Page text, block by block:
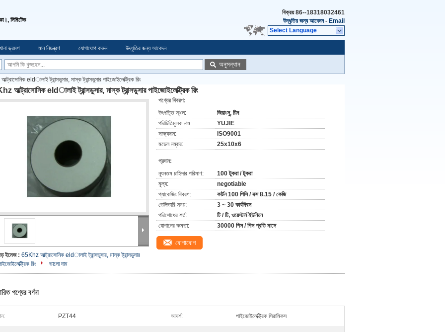
লিমিটেড
বিক্রয়86--18318032461
উদ্ধৃতির জন্য আবেদন - Email
Select Language
ভ্রমণ মান নিয়ন্ত্রণ যোগাযোগ করুন উদ্ধৃতির জন্য আবেদন
অনুসন্ধান
eldালাই ট্রান্সডুসার, মাস্ক ট্রান্সডুসার পাইজোইলেক্ট্রিক রিং
আল্ট্রাসোনিক eldালাই ট্রান্সডুসার, মাস্ক ট্রান্সডুসার পাইজোইলেক্ট্রিক রিং
ইমেজ : 65Khz আল্ট্রাসোনিক eldালাই ট্রান্সডুসার, মাস্ক ট্রান্সডুসার
রিং
ভালো দাম
পণ্যের বিবরণ:
উৎপত্তি স্থল:
জিয়াংসু, চীন
পরিচিতিমুলক নাম:
YUJIE
সাক্ষ্যদান:
ISO9001
মডেল নম্বার:
25x10x6
প্রদান:
ন্যূনতম চাহিদার পরিমাণ:
100 টুকরা / টুকরা
মূল্য:
negotiable
প্যাকেজিং বিবরণ:
কার্টন 100 পিসি / বক্স 8.15 / কেজি
ডেলিভারি সময়:
3 ~ 30 কার্যদিবস
পরিশোধের শর্ত:
টি / টি, ওয়েস্টার্ন ইউনিয়ন
যোগানের ক্ষমতা:
30000 পিস / পিস প্রতি মাসে
যোগাযোগ
পণ্যের বর্ণনা
PZT44 আদর্শ: পাইজোইলেক্ট্রিক সিরামিকস